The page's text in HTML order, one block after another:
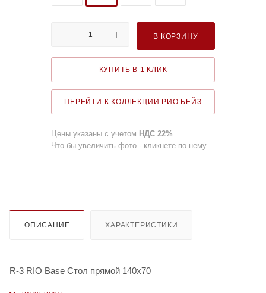
В КОРЗИНУ
КУПИТЬ В 1 КЛИК
ПЕРЕЙТИ К КОЛЛЕКЦИИ РИО БЕЙЗ
Цены указаны с учетом НДС 22%
Что бы увеличить фото - кликнете по нему
ОПИСАНИЕ ХАРАКТЕРИСТИКИ
R-3 RIO Base Стол прямой 140x70